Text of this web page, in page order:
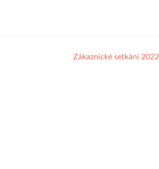
Zákaznické setkání 2022